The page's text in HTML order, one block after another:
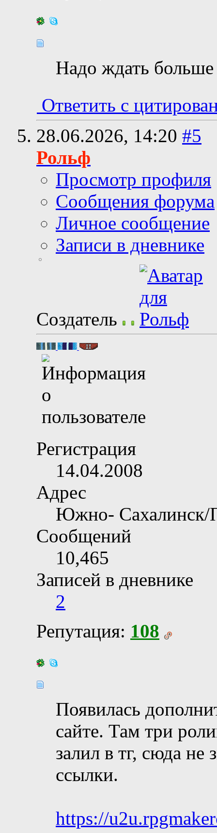
Надо ждать
Ответить с
28.06.2026, 14:20 #5
Рольф
Просмотр профиля
Сообщения форума
Личное сообщение
Записи в дневнике
Создатель
Регистрация
14.04.2008
Адрес
Южно- Сахалинск/
Сообщений
10,465
Записей в дневнике
2
Репутация: 108
Появилась
сайте. Там три
залил в тг, сюда не
ссылки.
https://